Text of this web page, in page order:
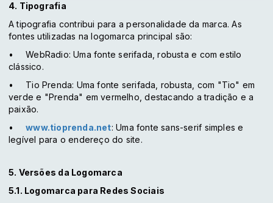
4. Tipografia
A tipografia contribui para a personalidade da marca. As
fontes utilizadas na logomarca principal são:
•
WebRadio: Uma fonte serifada, robusta e com estilo
clássico.
•
Tio Prenda: Uma fonte serifada, robusta, com "Tio" em
verde e "Prenda" em vermelho, destacando a tradição e a
paixão.
•
www.tioprenda.net: Uma fonte sans-serif simples e
legível para o endereço do site.
5. Versões da Logomarca
5.1. Logomarca para Redes Sociais